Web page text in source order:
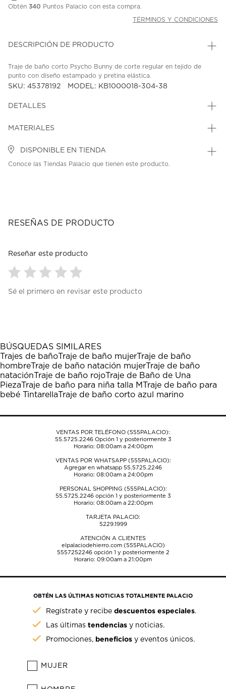
Obtén 340 Puntos Palacio con esta compra.
TÉRMINOS Y CONDICIONES
DESCRIPCIÓN DE PRODUCTO
Traje de baño corto Psycho Bunny de corte regular en tejido de
punto con diseño estampado y pretina elástica.
SKU: 45378192 MODEL: KB1000018-304-38
DETALLES
MATERIALES
DISPONIBLE EN TIENDA
Conoce las Tiendas Palacio que tienen este producto.
RESEÑAS DE PRODUCTO
Reseñar este producto
para
1
estrella
Esta
acción
abrirá
el
formulario
envío.
para
estrellas.
Esta
acción
abrirá
el
formulario
envío.
para
estrellas.
Esta
acción
abrirá
el
formulario
envío.
para
estrellas.
Esta
acción
abrirá
el
formulario
envío.
para
estrellas.
Esta
acción
abrirá
el
formulario
envío.
Sé el primero en revisar este producto
BÚSQUEDAS SIMILARES
Trajes de bañoTraje de baño mujerTraje de baño
hombreTraje de baño natación mujerTraje de baño
nataciónTraje de baño rojoTraje de Baño de Una
PiezaTraje de baño para niña talla M Traje de baño para
bebé TintarellaTraje de baño corto azul marino
VENTAS POR TELÉFONO (555PALACIO):
55.5725.2246Opción 1 y posteriormente 3
Horario: 08:00am a 24:00pm
VENTAS POR WHATSAPP (555PALACIO):
Agregar en whatsapp 55.5725.2246
Horario: 08:00am a 24:00pm
PERSONAL SHOPPING (555PALACIO):
55.5725.2246opción 1 y posteriormente 3
Horario: 08:00am a 22:00pm
TARJETA PALACIO:
5229.1999
ATENCIÓN A CLIENTES
elpalaciodehierro.com (555PALACIO)
5557252246opción 1 y posteriormente 2
Horario: 09:00am a 21:00pm
OBTÉN LAS ÚLTIMAS NOTICIAS TOTALMENTE PALACIO
Regístrate y recibedescuentos especiales.
Las últimastendencias y noticias.
Promociones, beneficios y eventos únicos.
MUJER